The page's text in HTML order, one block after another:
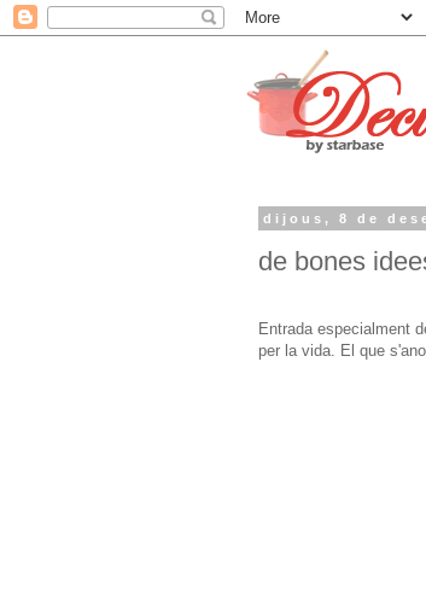
dijous, 8 de
de bones
Entrada especialment
per la vida. El que